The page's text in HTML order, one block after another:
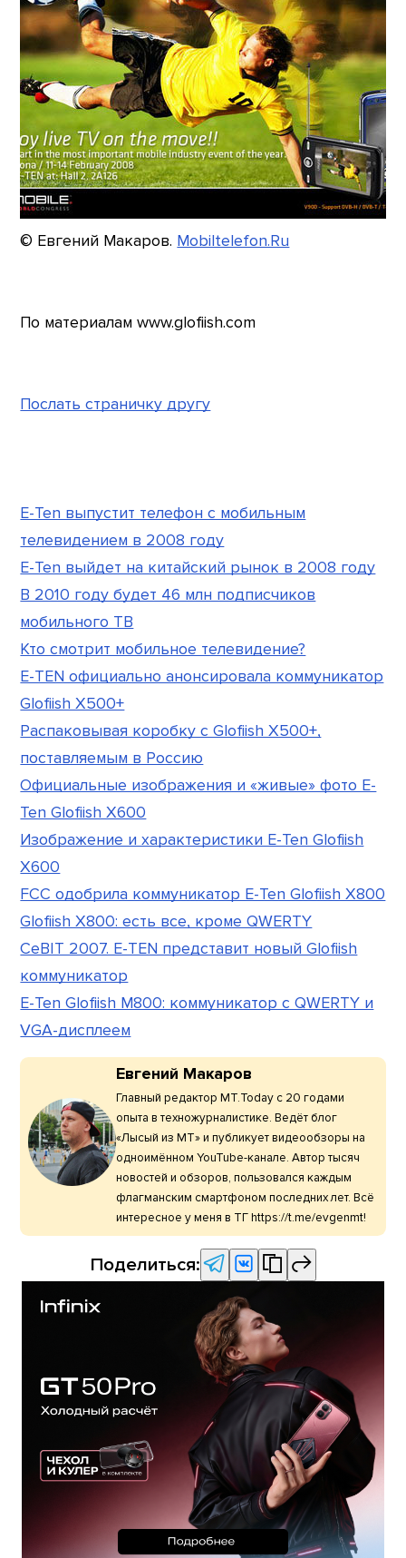
© Евгений Макаров. Mobiltelefon.Ru
По материалам www.glofiish.com
Послать страничку другу
E-Ten выпустит телефон с мобильным
телевидением в 2008 году
E-Ten выйдет на китайский рынок в 2008 году
В 2010 году будет 46 млн подписчиков
мобильного ТВ
Кто смотрит мобильное телевидение?
E-TEN официально анонсировала коммуникатор
Glofiish X500+
Распаковывая коробку с Glofiish X500+,
поставляемым в Россию
Официальные изображения и «живые» фото E-
Ten Glofiish X600
Изображение и характеристики E-Ten Glofiish
X600
FCC одобрила коммуникатор E-Ten Glofiish X800
Glofiish X800: есть все, кроме QWERTY
CeBIT 2007. E-TEN представит новый Glofiish
коммуникатор
E-Ten Glofiish M800: коммуникатор с QWERTY и
VGA-дисплеем
Евгений Макаров
Главный редактор МТ.Today с 20 годами
опыта в техножурналистике. Ведёт блог
«Лысый из МТ» и публикует видеообзоры на
одноимённом YouTube-канале. Автор тысяч
новостей и обзоров, пользовался каждым
флагманским смартфоном последних лет. Всё
интересное у меня в ТГ https://t.me/evgenmt!
Поделиться: